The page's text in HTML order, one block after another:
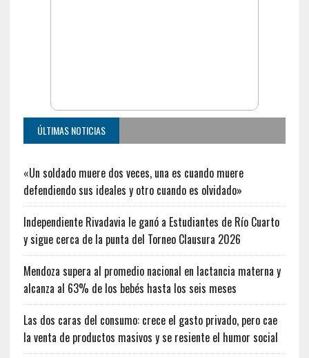
ÚLTIMAS NOTICIAS
«Un soldado muere dos veces, una es cuando muere
defendiendo sus ideales y otro cuando es olvidado»
Independiente Rivadavia le ganó a Estudiantes de Río Cuarto
y sigue cerca de la punta del Torneo Clausura 2026
Mendoza supera al promedio nacional en lactancia materna y
alcanza al 63% de los bebés hasta los seis meses
Las dos caras del consumo: crece el gasto privado, pero cae
la venta de productos masivos y se resiente el humor social